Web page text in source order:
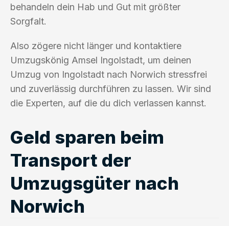
behandeln dein Hab und Gut mit größter
Sorgfalt.
Also zögere nicht länger und kontaktiere
Umzugskönig Amsel Ingolstadt, um deinen
Umzug von Ingolstadt nach Norwich stressfrei
und zuverlässig durchführen zu lassen. Wir sind
die Experten, auf die du dich verlassen kannst.
Geld sparen beim
Transport der
Umzugsgüter nach
Norwich